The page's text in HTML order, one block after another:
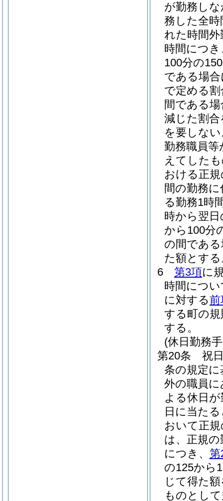
が勤務し
務した全
れた時間
時間につき
100分の150
である場
で定める割
間である
減じた割
を要しな
勤務職員等
えてした
おける正
間の勤務
る勤務1時
時から翌
から100分
の間であ
た額とす
6
第3項に
時間につ
に対する前
する町の
する。
(休日勤務
第20条
祝
条の規定
外の職員
よる休日
日に当た
おいて正
は、正規
につき、 第
の125から
じて得た
ものとし